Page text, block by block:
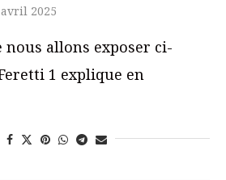
2025
nous allons exposer ci-
1 explique en